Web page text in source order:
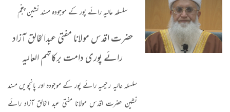
سلسلہ عاليہ رائے پور کے موجودہ مسند نشین پنجم
حضرت اقدس مولانا مفتی عبدالخالق آزاد
رائے پوری دامت برکاتہم العالیہ
سلسلہ عالیہ رحیمیہ رائے پور کے موجودہ اور پانچویں مسند
نشین حضرت اقدس مولانا مفتی عبد الخالق آزاد رائے